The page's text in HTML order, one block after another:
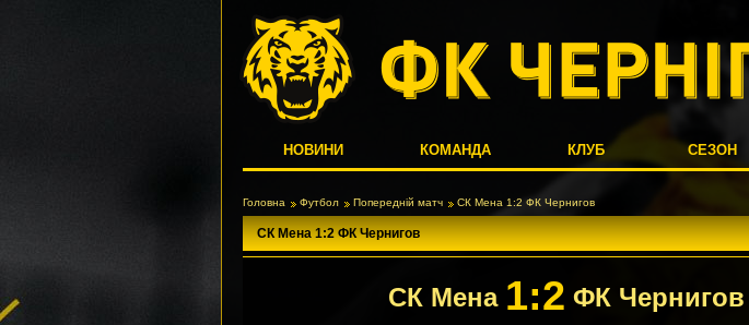
НОВИНИ КОМАНДА КЛУБ СЕЗОН
Головна Футбол Попередній матч СК Мена 1:2 ФК Чернигов
СК Мена 1:2 ФК Чернигов
СК Мена 1:2 ФК Чернигов